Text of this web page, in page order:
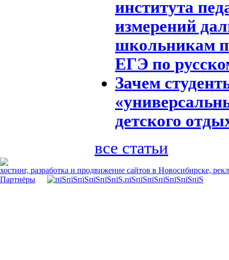
института
измерений
школьникам
ЕГЭ по
Зачем
детского
все статьи
хостинг, разработка и продвижение сайтов в Новосибирске,
Партнёры